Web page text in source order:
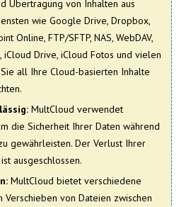
Übertragung von Inhalten aus
wie Google Drive, Dropbox,
Online, FTP/SFTP, NAS, WebDAV,
iCloud Drive, iCloud Fotos und vielen
all Ihre Cloud-basierten Inhalte
MultCloud verwendet
die Sicherheit Ihrer Daten während
gewährleisten. Der Verlust Ihrer
ausgeschlossen.
MultCloud bietet verschiedene
Verschieben von Dateien zwischen